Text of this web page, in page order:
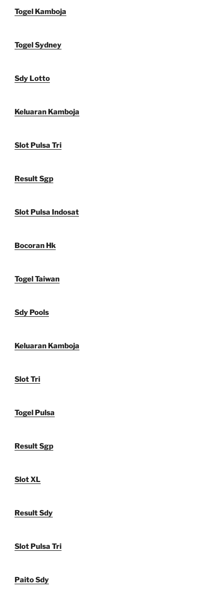
Togel Kamboja
Togel Sydney
Sdy Lotto
Keluaran Kamboja
Slot Pulsa Tri
Result Sgp
Slot Pulsa Indosat
Bocoran Hk
Togel Taiwan
Sdy Pools
Keluaran Kamboja
Slot Tri
Togel Pulsa
Result Sgp
Slot XL
Result Sdy
Slot Pulsa Tri
Paito Sdy